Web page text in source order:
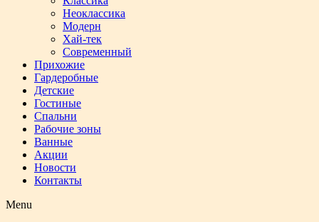
Неоклассика
Модерн
Хай-тек
Современный
Прихожие
Гардеробные
Детские
Гостиные
Спальни
Рабочие зоны
Ванные
Акции
Новости
Контакты
Menu